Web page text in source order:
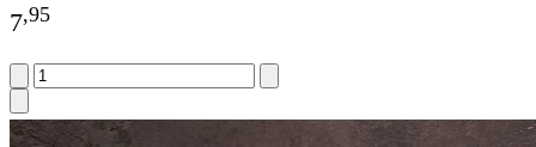
7,95